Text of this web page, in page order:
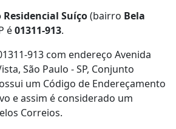
Suíço(bairro Bela
é01311-913.
913 com endereço Avenida
São Paulo - SP, Conjunto
um Código de Endereçamento
e assim é considerado um
Correios.